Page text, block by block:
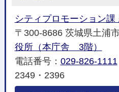
シティプロモーション課
〒300-8686 茨城県土浦
役所（本庁舎 3階）
電話番号： 029-826-1111
2349・2396